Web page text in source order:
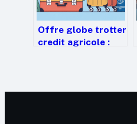
Offre globe trotter
credit agricole :